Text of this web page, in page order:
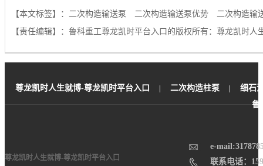
【本文标签】： 二次构造输送泵 二次构造输送泵优势
二次构造输
【责任编辑】： 鲁科重工尊龙凯时平台入口的版权所有： 尊龙凯时人
尊龙凯时人生就博-尊龙凯时平台入口 二次构造柱泵
细石
鲁
e-mail:
联系电话：
尊龙凯时人生就博-尊龙凯时平台入口